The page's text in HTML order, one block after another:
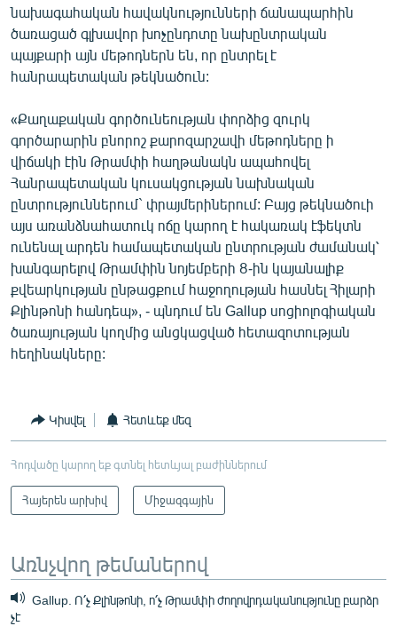
նախագահական հավակնությունների ճանապարհին
ծառացած գլխավոր խոչընդոտը նախընտրական
պայքարի այն մեթոդներն են, որ ընտրել է
հանրապետական թեկնածուն:
«Քաղաքական գործունեության փորձից զուրկ
գործարարին բնորոշ քարոզարշավի մեթոդները ի
վիճակի էին Թրամփի հաղթանակն ապահովել
Հանրապետական կուսակցության նախնական
ընտրություններում` փրայմերիներում: Բայց թեկնածուի
այս առանձնահատուկ ոճը կարող է հակառակ էֆեկտն
ունենալ արդեն համապետական ընտրության ժամանակ՝
խանգարելով Թրամփին նոյեմբերի 8-ին կայանալիք
քվեարկության ընթացքում հաջողության հասնել Հիլարի
Քլինթոնի հանդեպ», - պնդում են Gallup սոցիոլոգիական
ծառայության կողմից անցկացված հետազոտության
հեղինակները:
Կիսվել Հետևեք մեզ
Հոդվածը կարող եք գտնել հետևյալ բաժիններում
Հայերեն արխիվ Միջազգային
Առնչվող թեմաներով
Gallup. Ո՛չ Քլինթոնի, ո՛չ Թրամփի ժողովրդականությունը բարձր
չէ